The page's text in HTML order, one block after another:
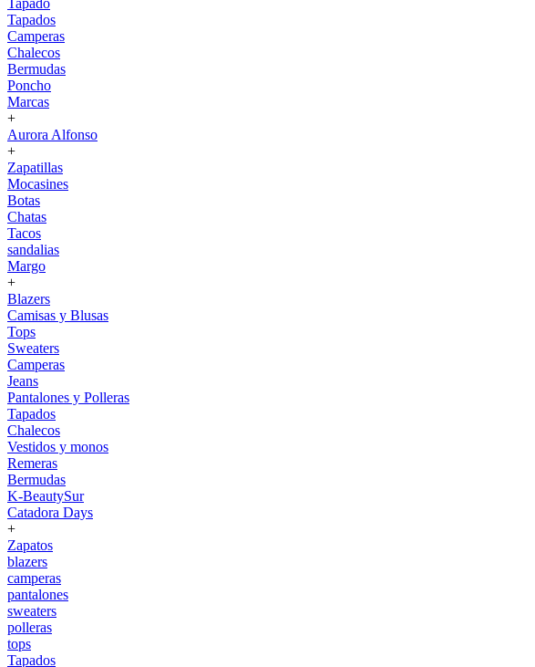
Tapado
Tapados
Camperas
Chalecos
Bermudas
Poncho
Marcas
+
Aurora Alfonso
+
Zapatillas
Mocasines
Botas
Chatas
Tacos
sandalias
Margo
+
Blazers
Camisas y Blusas
Tops
Sweaters
Camperas
Jeans
Pantalones y Polleras
Tapados
Chalecos
Vestidos y monos
Remeras
Bermudas
K-BeautySur
Catadora Days
+
Zapatos
blazers
camperas
pantalones
sweaters
polleras
tops
Tapados